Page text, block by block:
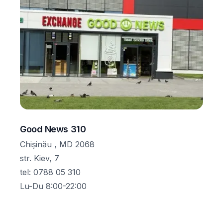
Good News 310
Chișinău , MD 2068
str. Kiev, 7
tel: 0788 05 310
Lu-Du 8:00-22:00